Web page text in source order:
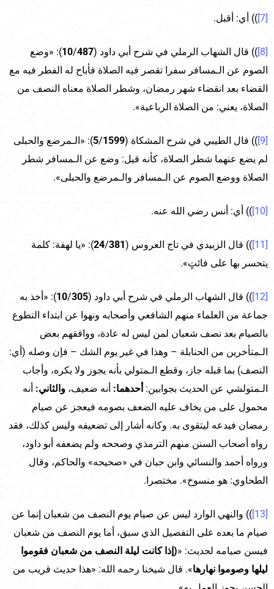
[7] )) أي: أقبل.
[8] )) قال الشهاب الرملي في شرح أبي داود ( 10/487
): «وضع
الصوم عن الـمسافر سفرا تقصر فيه الصلاة فأباح له الفطر فيه مع
القضاء بعد انقضاء شهر رمضان، وشطر الصلاة معناه النصف من
الصلاة، يعني: من الصلاة الرباعية».
[9] )) قال الطيبي في شرح المشكاة ( 5/1599
): «الـمرضع والحبلى
لم يضع عنهما شطر الصلاة، كأنه قيل: وضع عن الـمسافر شطر
الصلاة ووضع الصوم عن الـمسافر والـمرضع والحبلى».
[10] )) أي: أنس رضي الله عنه.
[11] )) قال الزبيدي في تاج العروس ( 24/381
): «يا لهفة: كلمة
يتحسر بها على فائتٍ».
[12] )) قال الشهاب الرملي في شرح أبي داود ( 10/305
): «أخذ به
جماعة من العلماء منهم الشافعي وأصحابه ونهوا عن ابتداء التطوع
بالصيام بعد نصف شعبان لمن ليس له عادة، ووافقهم بعض
الـمتأخرين من الحنابلة – وهذا في غير يوم الشك – فإن وصله (أي:
النصف) بما قبله جاز، وقطع الـمتولي بأنه يجوز ولا يكره، وأجاب
الـمتولشي عن الحديث بجوابين: أحدهما: أنه ضعيف، والثاني: أنه
محمول على من يخاف عليه الضعف بصومه فيعجز عن صيام
رمضان فيدعه ليتقوى به. وكانه أشار إلى تضعيفه وليس كذلك، فقد
رواه أصحاب السنن منهم الترمذي وصححه ولم يضعفه أبو داود،
ورواه أحمد والنسائي وابن حبان في «صحيحه» والحاكم، وقال
الطحاوي: هو منسوخ». مختصرا.
[13]
)) والنهي الوارد ليس عن صيام يوم النصف من شعبان إنما عن
صيام ما بعده على التفصيل الذي سبق، أما يوم النصف من شعبان
فيسن صيامه لحديث: «(إذا كانت ليلة النصف من شعبان فقوموا
ليلها وصوموا نهارها». قال شيخنا رحمه الله: «هذا حديث قريب من